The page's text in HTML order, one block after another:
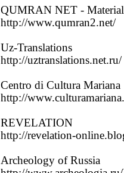
QUMRAN NET -
http://www.qumran2.net/
Uz-Translations
http://uztranslations.net.ru/
Centro di Cultura Mariana
http://
REVELATION
http://revelation-
Archeology of Russia